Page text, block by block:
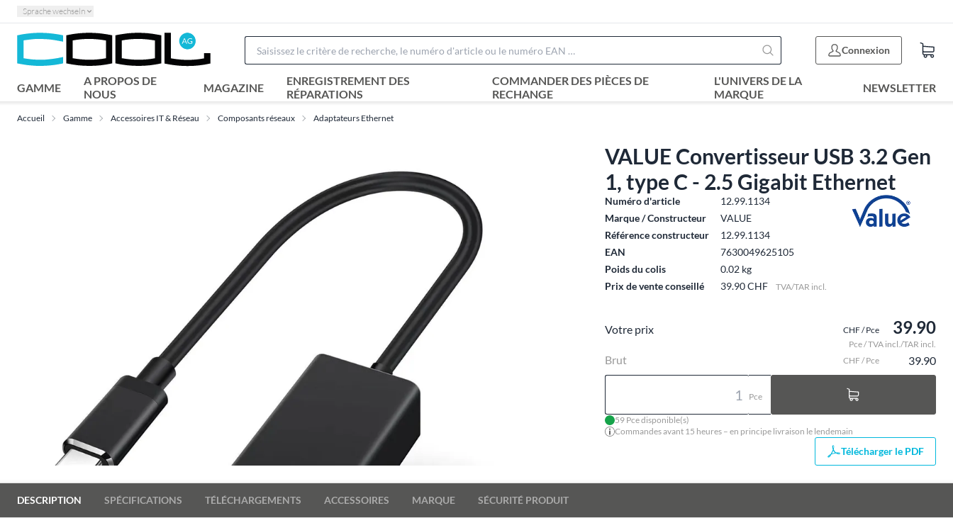
Sprache wechseln
Connexion
GAMME
A PROPOS DE
NOUS
MAGAZINE
ENREGISTREMENT DES
RÉPARATIONS
COMMANDER DES PIÈCES DE
RECHANGE
L'UNIVERS DE LA
MARQUE
NEWSLETTER
Accueil Gamme Accessoires IT & Réseau Composants réseaux Adaptateurs Ethernet
VALUE Convertisseur USB 3.2 Gen
1, type C - 2.5 Gigabit Ethernet
Numéro d'article
12.99.1134
Marque / Constructeur
VALUE
Référence constructeur
12.99.1134
EAN
7630049625105
Poids du colis
0.02 kg
Prix de vente conseillé
39.90 CHF TVA/TAR incl.
Votre prix CHF / Pce 39.90
Pce / TVA incl./TAR incl.
Brut CHF / Pce 39.90
Pce
59 Pce disponible(s)
Commandes avant 15 heures – en principe livraison le lendemain
Télécharger le PDF
DESCRIPTION SPÉCIFICATIONS TÉLÉCHARGEMENTS ACCESSOIRES MARQUE SÉCURITÉ PRODUIT